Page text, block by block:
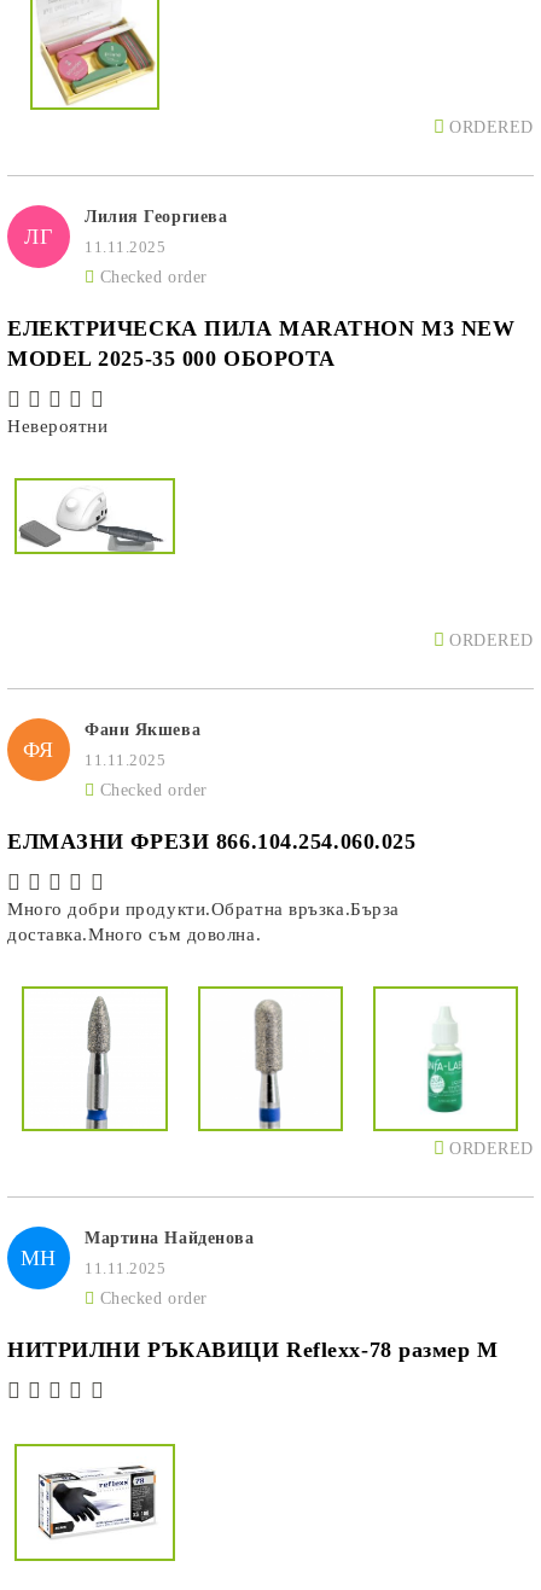
ORDERED
ЛГ
Лилия Георгиева
11.11.2025
Checked order
ЕЛЕКТРИЧЕСКА ПИЛА MARATHON M3 NEW
MODEL 2025-35 000 ОБОРОТА
Невероятни
ORDERED
ФЯ
Фани Якшева
11.11.2025
Checked order
ЕЛМАЗНИ ФРЕЗИ 866.104.254.060.025
Много добри продукти.Обратна връзка.Бърза
доставка.Много съм доволна.
ORDERED
МН
Мартина Найденова
11.11.2025
Checked order
НИТРИЛНИ РЪКАВИЦИ Reflexx-78 размер M